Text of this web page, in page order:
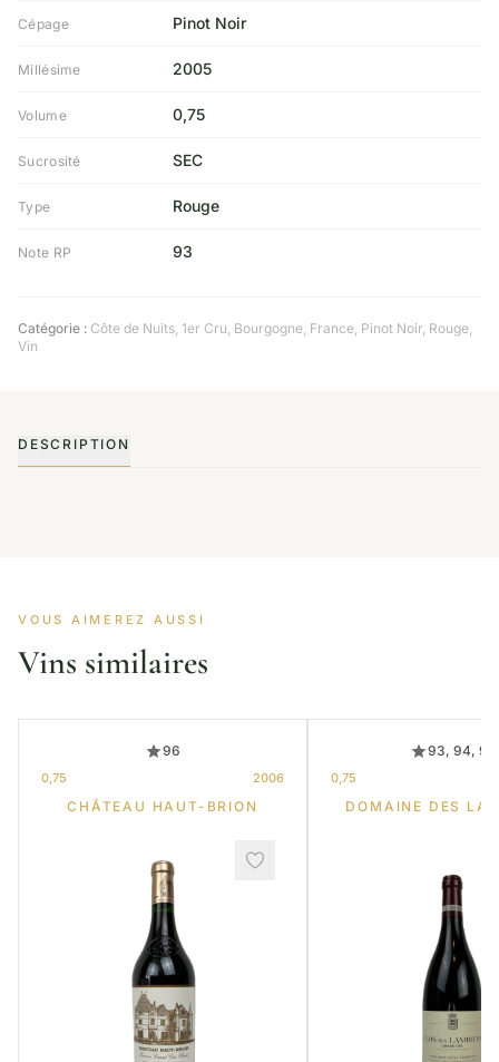
Cépage Pinot Noir
Millésime 2005
Volume 0,75
Sucrosité SEC
Type Rouge
Note RP 93
Catégorie : Côte de Nuits, 1er Cru, Bourgogne, France, Pinot Noir, Rouge,
Vin
DESCRIPTION
VOUS AIMEREZ AUSSI
Vins similaires
96
0,75 2006
CHÂTEAU HAUT-BRION
93, 94, 95
0,75
DOMAINE DES